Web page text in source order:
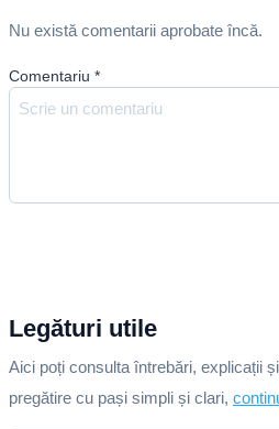
Nu există comentarii aprobate încă.
Comentariu *
Legături utile
Aici poți consulta întrebări, explicații
pregătire cu pași simpli și clari,